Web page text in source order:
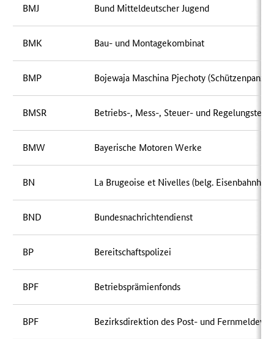
BMJ Bund Mitteldeutscher Jugend
BMK Bau- und Montagekombinat
BMP Bojewaja Maschina Pjechoty
BMSR Betriebs-, Mess-, Steuer- und
BMW Bayerische Motoren Werke
BN La Brugeoise et Nivelles (belg.
BND Bundesnachrichtendienst
BP Bereitschaftspolizei
BPF Betriebsprämienfonds
BPF Bezirksdirektion des Post- und